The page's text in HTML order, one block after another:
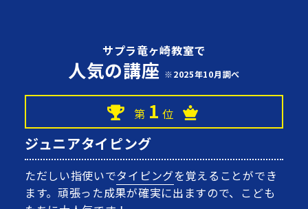
サプラ竜ヶ崎教室で
人気の講座 ※2025年10月調べ
第 1 位
ジュニアタイピング
ただしい指使いでタイピングを覚えることができ
ます。頑張った成果が確実に出ますので、こども